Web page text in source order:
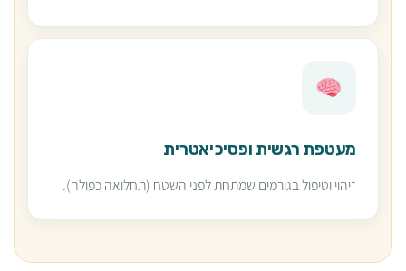
מעטפת רגשית ופסיכיאטרית
זיהוי וטיפול בגורמים שמתחת לפני השטח (תחלואה כפולה).